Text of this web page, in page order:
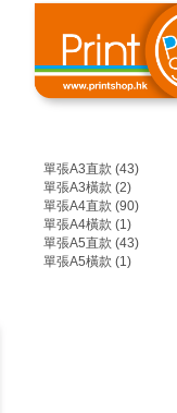
單張A3直款 (43)
單張A3橫款 (2)
單張A4直款 (90)
單張A4橫款 (1)
單張A5直款 (43)
單張A5橫款 (1)